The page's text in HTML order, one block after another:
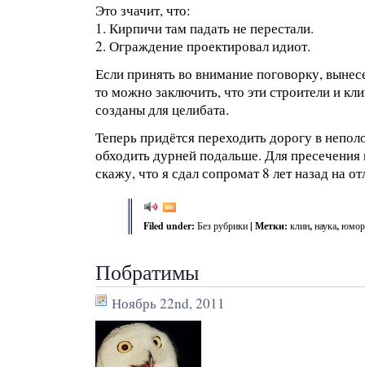
Это зчачит, что:
1. Кирпичи там падать не перестали.
2. Ограждение проектировал идиот.
Если принять во внимание поговорку,
то можно заключить, что эти строители и
созданы для целибата.
Теперь придётся переходить дорогу в
обходить дурней подальше. Для
скажу, что я сдал сопромат 8 лет назад на
Filed under: Без рубрики| Метки: клин,наука,юмор
Побратимы
Ноябрь 22nd, 2011